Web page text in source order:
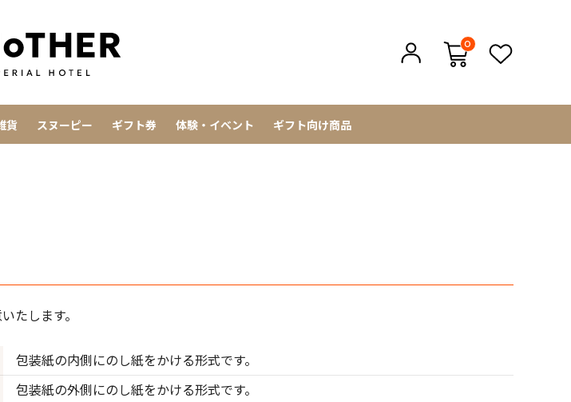
0
貨 スヌーピー ギフト券 体験・イベント ギフト向け商品
たします。
包装紙の内側にのし紙をかける形式です。
包装紙の外側にのし紙をかける形式です。